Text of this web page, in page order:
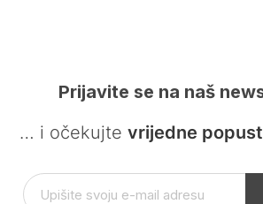
Prijavite se na naš
… i očekujte vrijedne